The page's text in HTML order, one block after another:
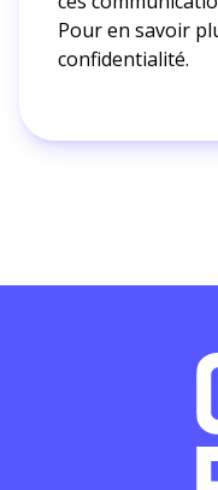
Pour en savoir
confidentialité.